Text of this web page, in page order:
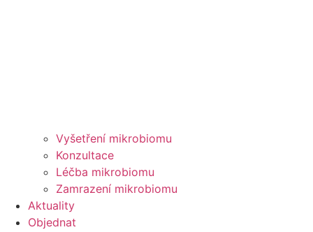
Vyšetření mikrobiomu
Konzultace
Léčba mikrobiomu
Zamrazení mikrobiomu
Aktuality
Objednat